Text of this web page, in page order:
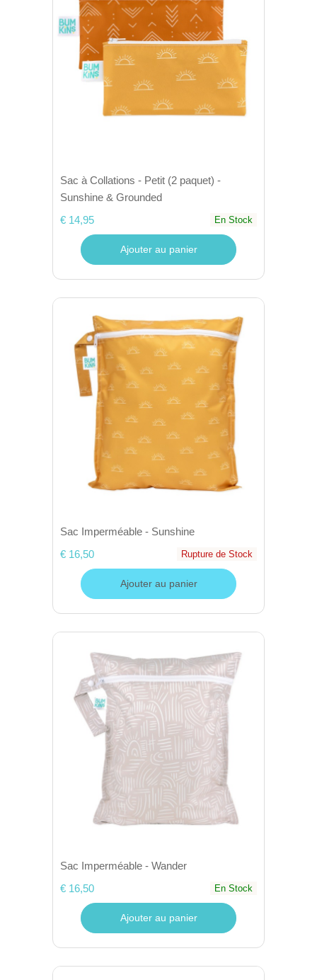
Sac à Collations - Petit (2 paquet) -
Sunshine & Grounded
€ 14,95
En Stock
Ajouter au panier
Sac Imperméable - Sunshine
€ 16,50
Rupture de Stock
Ajouter au panier
Sac Imperméable - Wander
€ 16,50
En Stock
Ajouter au panier